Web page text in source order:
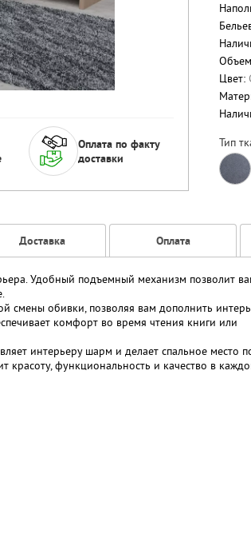
Оплата по факту
доставки
Цвет:
Тип
Доставка Оплата
Удобный подъемный механизм позволит
смены обивки, позволяя вам дополнить
комфорт во время чтения книги или
интерьеру шарм и делает спальное место
функциональность и качество в